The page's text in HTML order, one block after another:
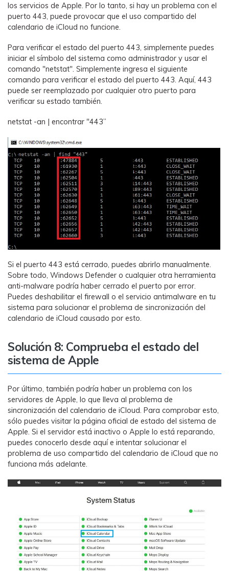
los servicios de Apple. Por lo tanto, si hay un problema con el
puerto 443, puede provocar que el uso compartido del
calendario de iCloud no funcione.
Para verificar el estado del puerto 443, simplemente puedes
iniciar el símbolo del sistema como administrador y usar el
comando "netstat". Simplemente ingresa el siguiente
comando para verificar el estado del puerto 443. Aquí, 443
puede ser reemplazado por cualquier otro puerto para
verificar su estado también.
netstat -an | encontrar "443”
Si el puerto 443 está cerrado, puedes abrirlo manualmente.
Sobre todo, Windows Defender o cualquier otra herramienta
anti-malware podría haber cerrado el puerto por error.
Puedes deshabilitar el firewall o el servicio antimalware en tu
sistema para solucionar el problema de sincronización del
calendario de iCloud causado por esto.
Solución 8: Comprueba el estado del
sistema de Apple
Por último, también podría haber un problema con los
servidores de Apple, lo que lleva al problema de
sincronización del calendario de iCloud. Para comprobar esto,
sólo puedes visitar la página oficial de estado del sistema de
Apple. Si el servidor está inactivo o Apple lo está reparando,
puedes conocerlo desde aquí e intentar solucionar el
problema de uso compartido del calendario de iCloud que no
funciona más adelante.